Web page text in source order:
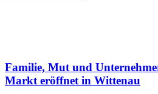
Familie, Mut und
Markt eröffnet in Wittenau